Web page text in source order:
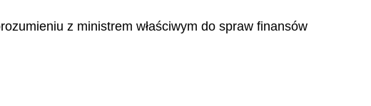
z ministrem właściwym do spraw finansów